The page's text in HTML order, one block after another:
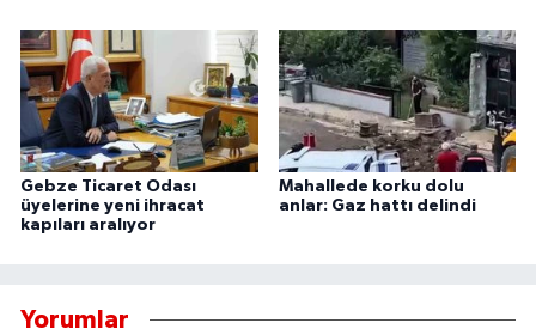
Gebze Ticaret Odası
üyelerine yeni ihracat
kapıları aralıyor
Mahallede korku dolu
anlar: Gaz hattı delindi
Yorumlar